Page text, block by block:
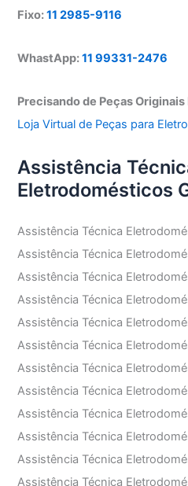
Fixo:11 2985-9116
WhastApp:11 99331-2476
Precisando de Peças
Loja Virtual de Peças para
Assistência
Eletrodomésticos
Assistência Técnica
Assistência Técnica
Assistência Técnica
Assistência Técnica
Assistência Técnica
Assistência Técnica
Assistência Técnica
Assistência Técnica
Assistência Técnica
Assistência Técnica
Assistência Técnica
Assistência Técnica